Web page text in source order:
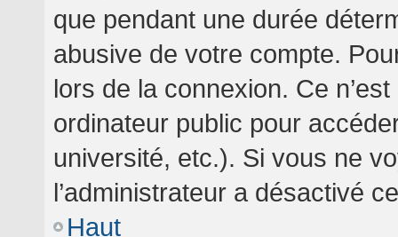
que pendant une durée
abusive de votre compte.
lors de la connexion. Ce
ordinateur public pour
université, etc.). Si vous ne
l’administrateur a désactivé
Haut